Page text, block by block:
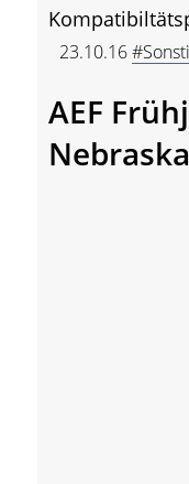
23.10.16
AEF